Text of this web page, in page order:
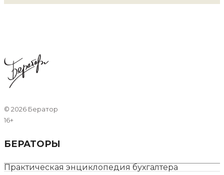
© 2026 Бератор
16+
БЕРАТОРЫ
Практическая энциклопедия бухгалтера